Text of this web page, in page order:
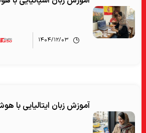
۱۴۰۴/۱۲/۰۳
آموزش زبان ایتالیایی با